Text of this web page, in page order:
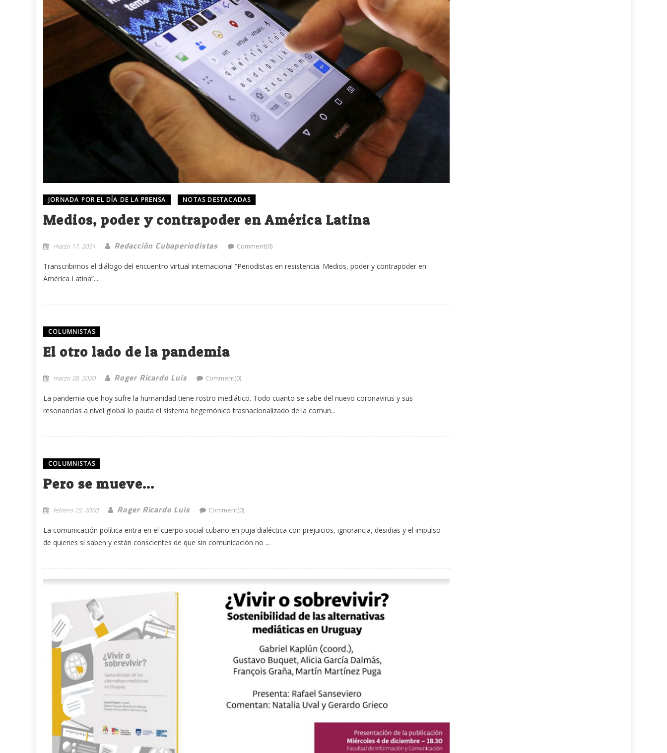
JORNADA POR EL DÍA DE LA PRENSA NOTAS DESTACADAS
Medios, poder y contrapoder en América Latina
marzo 17, 2021 Redacción Cubaperiodistas Comment(0)
Transcribimos el diálogo del encuentro virtual internacional “Periodistas en resistencia. Medios, poder y contrapoder en
América Latina”....
COLUMNISTAS
El otro lado de la pandemia
marzo 28, 2020 Roger Ricardo Luis Comment(0)
La pandemia que hoy sufre la humanidad tiene rostro mediático. Todo cuanto se sabe del nuevo coronavirus y sus
resonancias a nivel global lo pauta el sistema hegemónico trasnacionalizado de la comun...
COLUMNISTAS
Pero se mueve…
febrero 25, 2020 Roger Ricardo Luis Comment(0)
La comunicación política entra en el cuerpo social cubano en puja dialéctica con prejuicios, ignorancia, desidias y el impulso
de quienes sí saben y están conscientes de que sin comunicación no ...